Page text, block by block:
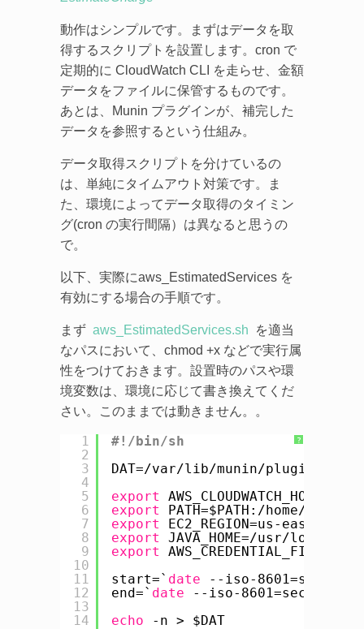
動作はシンプルです。まずはデータを取
得するスクリプトを設置します。cron で
定期的に CloudWatch CLI を走らせ、金額
データをファイルに保管するものです。
あとは、Munin プラグインが、補完した
データを参照するという仕組み。
データ取得スクリプトを分けているの
は、単純にタイムアウト対策です。ま
た、環境によってデータ取得のタイミン
グ(cron の実行間隔）は異なると思うの
で。
以下、実際にaws_EstimatedServices を
有効にする場合の手順です。
まず aws_EstimatedServices.sh
を適当
なパスにおいて、chmod +x などで実行属
性をつけておきます。設置時のパスや環
境変数は、環境に応じて書き換えてくだ
さい。このままでは動きません。。
?
1
2
3
4
5
6
7
8
9
10
11
12
13
14
#!/bin/sh
DAT=/var/lib/munin/plugin-aws-
export
AWS_CLOUDWATCH_HOME=
export
PATH=$PATH: /home/zem/
export
EC2_REGION=us-east-1
export
JAVA_HOME=/usr/local/
export
AWS_CREDENTIAL_FILE=
start=` date
--iso-
end=` date --iso-8601=seconds --
echo
-n > $DAT